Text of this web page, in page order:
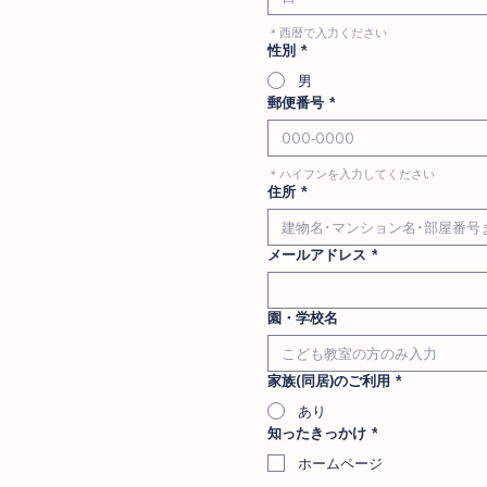
＊西暦で入力ください
性別 *
男
郵便番号 *
＊ハイフンを入力してください
住所 *
メールアドレス *
園・学校名
家族(同居)のご利用 *
あり
知ったきっかけ *
ホームページ